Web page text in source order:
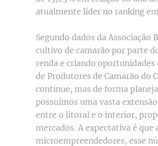
atualmente líder no ranking
Segundo dados da Associação
cultivo de camarão por parte
renda e criando oportunidades
de Produtores de Camarão do
continue, mas de forma
possuímos uma vasta
entre o litoral e o interior,
mercados. A expectativa é
microempreendedores, esse